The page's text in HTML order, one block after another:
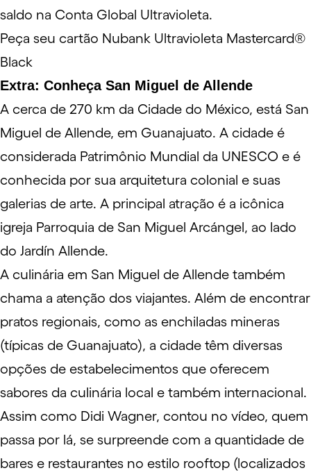
saldo na Conta Global Ultravioleta.
Peça seu cartão Nubank Ultravioleta Mastercard®
Black
Extra: Conheça San Miguel de Allende
A cerca de 270 km da Cidade do México, está San
Miguel de Allende, em Guanajuato. A cidade é
considerada Patrimônio Mundial da UNESCO e é
conhecida por sua arquitetura colonial e suas
galerias de arte. A principal atração é a icônica
igreja Parroquia de San Miguel Arcángel, ao lado
do Jardín Allende.
A culinária em San Miguel de Allende também
chama a atenção dos viajantes. Além de encontrar
pratos regionais, como as enchiladas mineras
(típicas de Guanajuato), a cidade têm diversas
opções de estabelecimentos que oferecem
sabores da culinária local e também internacional.
Assim como Didi Wagner, contou no vídeo, quem
passa por lá, se surpreende com a quantidade de
bares e restaurantes no estilo rooftop (localizados